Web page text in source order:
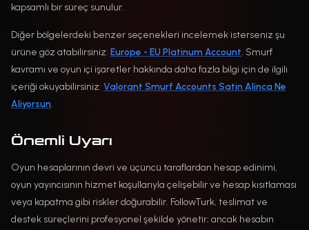
kapsamlı bir süreç sunulur.
Diğer bölgelerdeki benzer seçenekleri incelemek isterseniz şu
ürüne göz atabilirsiniz: Europe - EU Platinum Account. Smurf
kavramı ve oyun içi işaretler hakkında daha fazla bilgi için de ilgili
içeriği okuyabilirsiniz: Valorant Smurf Accounts Satin Alinca Ne
Aliyorsun.
Önemli Uyarı
Oyun hesaplarının devri ve üçüncü taraflardan hesap edinimi,
oyun yayıncısının hizmet koşullarıyla çelişebilir ve hesap kısıtlaması
veya kapatma gibi riskler doğurabilir. FollowTurk, teslimat ve
destek süreçlerini profesyonel şekilde yönetir; ancak hesabın